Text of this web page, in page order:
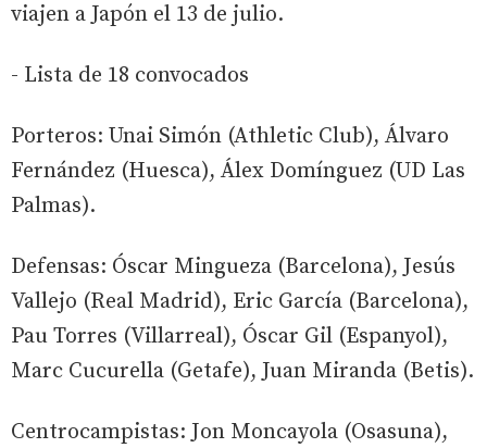
viajen a Japón el 13 de julio.
- Lista de 18 convocados
Porteros: Unai Simón (Athletic Club), Álvaro
Fernández (Huesca), Álex Domínguez (UD Las
Palmas).
Defensas: Óscar Mingueza (Barcelona), Jesús
Vallejo (Real Madrid), Eric García (Barcelona),
Pau Torres (Villarreal), Óscar Gil (Espanyol),
Marc Cucurella (Getafe), Juan Miranda (Betis).
Centrocampistas: Jon Moncayola (Osasuna),